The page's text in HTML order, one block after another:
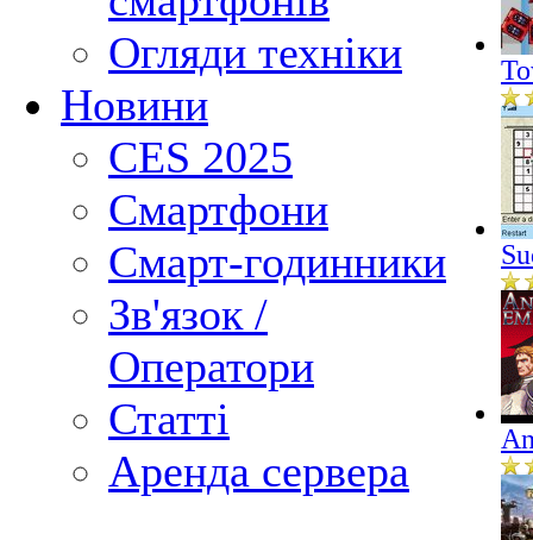
Огляди техніки
Новини
CES 2025
Смартфони
Смарт-годинники
Зв'язок /
Оператори
Статті
Аренда сервера